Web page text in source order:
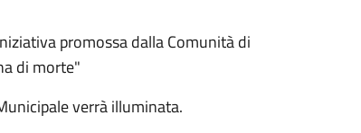
promossa dalla Comunità di
di morte"
verrà illuminata.